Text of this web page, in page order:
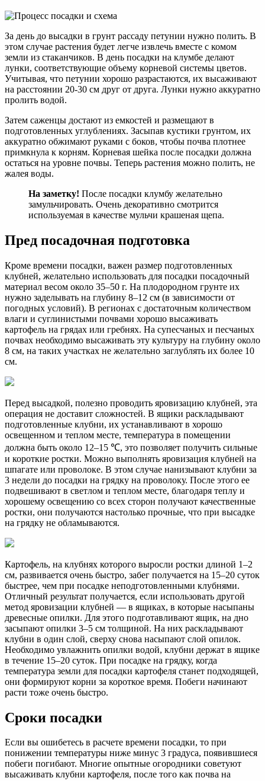
За день до высадки в грунт рассаду петунии нужно полить. В
этом случае растения будет легче извлечь вместе с комом
земли из стаканчиков. В день посадки на клумбе делают
лунки, соответствующие объему корневой системы цветов.
Учитывая, что петунии хорошо разрастаются, их высаживают
на расстоянии 20-30 см друг от друга. Лунки нужно аккуратно
пролить водой.
Затем саженцы достают из емкостей и размещают в
подготовленных углублениях. Засыпав кустики грунтом, их
аккуратно обжимают руками с боков, чтобы почва плотнее
примкнула к корням. Корневая шейка после посадки должна
остаться на уровне почвы. Теперь растения можно полить, не
жалея воды.
На заметку! После посадки клумбу желательно
замульчировать. Очень декоративно смотрится
используемая в качестве мульчи крашеная щепа.
Пред посадочная подготовка
Кроме времени посадки, важен размер подготовленных
клубней, желательно использовать для посадки посадочный
материал весом около 35–50 г. На плодородном грунте их
нужно заделывать на глубину 8–12 см (в зависимости от
погодных условий). В регионах с достаточным количеством
влаги и суглинистыми почвами хорошо высаживать
картофель на грядах или гребнях. На супесчаных и песчаных
почвах необходимо высаживать эту культуру на глубину около
8 см, на таких участках не желательно заглублять их более 10
см.
Перед высадкой, полезно проводить яровизацию клубней, эта
операция не доставит сложностей. В ящики раскладывают
подготовленные клубни, их устанавливают в хорошо
освещенном и теплом месте, температура в помещении
должна быть около 12–15 ℃, это позволяет получить сильные
и короткие ростки. Можно выполнять яровизация клубней на
шпагате или проволоке. В этом случае нанизывают клубни за
3 недели до посадки на грядку на проволоку. После этого ее
подвешивают в светлом и теплом месте, благодаря теплу и
хорошему освещению со всех сторон получают качественные
ростки, они получаются настолько прочные, что при высадке
на грядку не обламываются.
Картофель, на клубнях которого выросли ростки длиной 1–2
см, развивается очень быстро, забег получается на 15–20 суток
быстрее, чем при посадке неподготовленными клубнями.
Отличный результат получается, если использовать другой
метод яровизации клубней — в ящиках, в которые насыпаны
древесные опилки. Для этого подготавливают ящик, на дно
засыпают опилки 3–5 см толщиной. На них раскладывают
клубни в один слой, сверху снова насыпают слой опилок.
Необходимо увлажнить опилки водой, клубни держат в ящике
в течение 15–20 суток. При посадке на грядку, когда
температура земли для посадки картофеля станет подходящей,
они формируют корни за короткое время. Побеги начинают
расти тоже очень быстро.
Сроки посадки
Если вы ошибетесь в расчете времени посадки, то при
понижении температуры ниже минус 3 градуса, появившиеся
побеги погибают. Многие опытные огородники советуют
высаживать клубни картофеля, после того как почва на